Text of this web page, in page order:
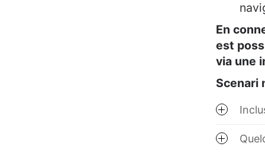
En
est
via une
Scenari